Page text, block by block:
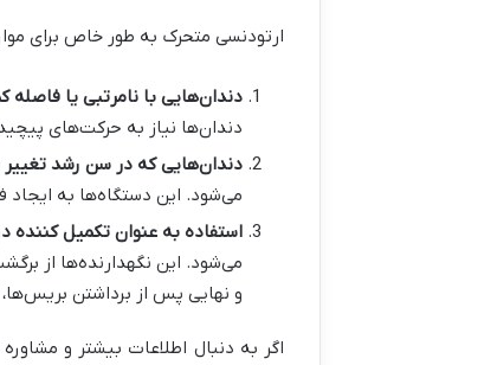
ارتودنسی متحرک به طور خاص برای
دندان‌هایی با نامرتبی یا فاصله
دندان‌ها نیاز به حرکت‌های
دندان‌هایی که در سن رشد تغییر
می‌شود. این دستگاه‌ها به
استفاده به عنوان تکمیل کننده
می‌شود. این نگهدارنده‌ها از
و نهایی پس از برداشتن
اگر به دنبال اطلاعات بیشتر و